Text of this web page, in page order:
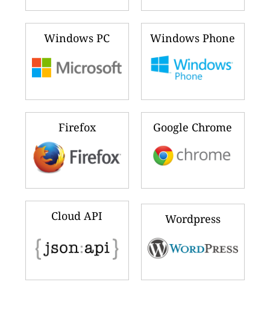
Windows Phone
Windows PC
Google Chrome
Firefox
Wordpress
Cloud API